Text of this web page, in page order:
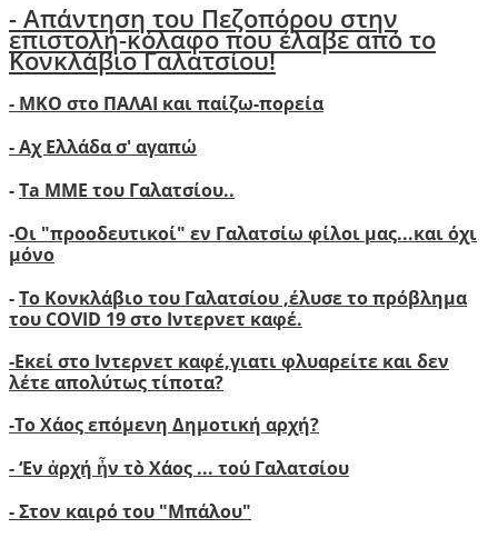
- Απάντηση του Πεζοπόρου στην
επιστολή-κόλαφο που έλαβε από το
Κονκλάβιο Γαλατσίου!
- ΜΚΟ στο ΠΑΛΑΙ και παίζω-πορεία
- Αχ Ελλάδα σ' αγαπώ
-Ta ΜΜΕ του Γαλατσίου..
-Οι "προοδευτικοί" εν Γαλατσίω φίλοι μας...και όχι
μόνο
-Το Κονκλάβιο του Γαλατσίου ,έλυσε το πρόβλημα
του COVID 19 στο Ιντερνετ καφέ.
-Εκεί στο Ιντερνετ καφέ,γιατι φλυαρείτε και δεν
λέτε απολύτως τίποτα?
-Το Χάος επόμενη Δημοτική αρχή?
-‘Εν ἀρχή ἦν τὸ Χάος ... τού Γαλατσίου
-Στον καιρό του "Μπάλου"